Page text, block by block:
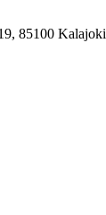
85100 Kalajoki